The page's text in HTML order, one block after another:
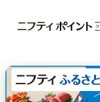
dカード 九州カー
三井住友カード ゴー